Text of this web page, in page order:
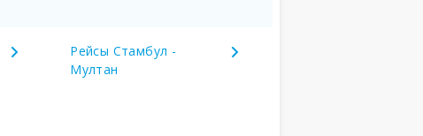
Рейсы Стамбул -
Мултан